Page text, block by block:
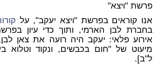
פרשת "ויצא"
אנו קוראים בפרשת "ויצא יעקב", על
בחברת לבן הארמי, ותוך כדי עיון
אירוע פלאי: יעקב היה רועה את צאן
מיעוט של "חום בכבשים, ונקוד וטלוא
ל"ב].